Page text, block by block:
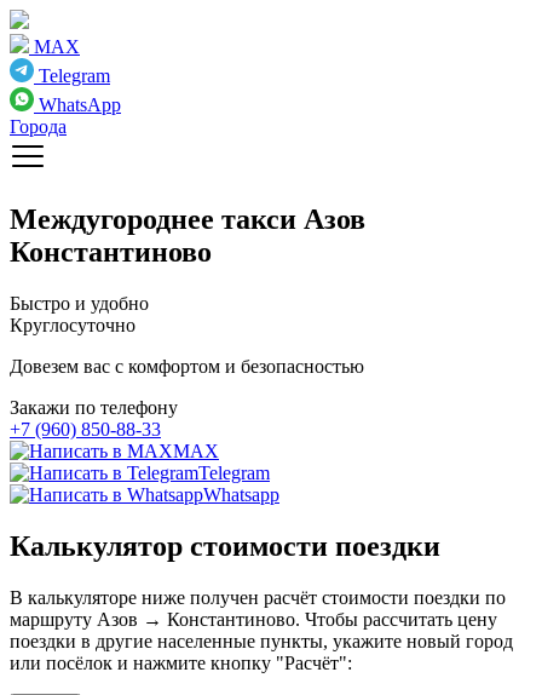
MAX
Telegram
WhatsApp
Города
Междугороднее такси Азов
Константиново
Быстро и удобно
Круглосуточно
Довезем вас с комфортом и безопасностью
Закажи по телефону
+7 (960) 850-88-33
MAX
Telegram
Whatsapp
Калькулятор стоимости поездки
В калькуляторе ниже получен расчёт стоимости поездки по
маршруту Азов → Константиново. Чтобы рассчитать цену
поездки в другие населенные пункты, укажите новый город
или посёлок и нажмите кнопку "Расчёт":